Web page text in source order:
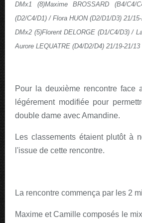
DMx1 (8)Maxime BROSSARD (B4/
(D2/C4/D1) / Flora HUON (D2/D1/D3) 21/
DMx2 (5)Florent DELORGE (D1/C4/D3) /
Aurore LEQUATRE (D4/D2/D4) 21/19-21/13
Pour la deuxième rencontre
légérement modifiée pour
double dame avec Amandine.
Les classements étaient plutôt à
l'issue de cette rencontre.
La rencontre commença par les 2
Maxime et Camille composés le